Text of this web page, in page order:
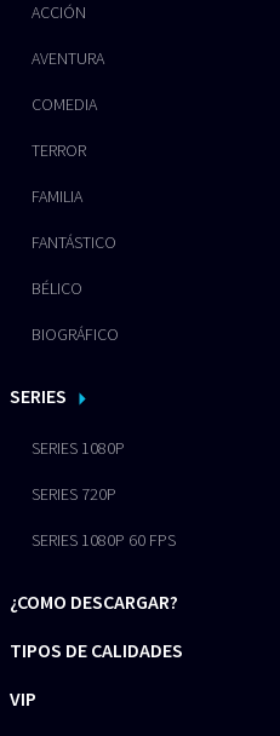
ACCIÓN
AVENTURA
COMEDIA
TERROR
FAMILIA
FANTÁSTICO
BÉLICO
BIOGRÁFICO
SERIES
SERIES 1080P
SERIES 720P
SERIES 1080P 60 FPS
¿COMO DESCARGAR?
TIPOS DE CALIDADES
VIP